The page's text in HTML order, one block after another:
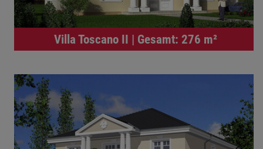
Villa Toscano II | Gesamt: 276 m²